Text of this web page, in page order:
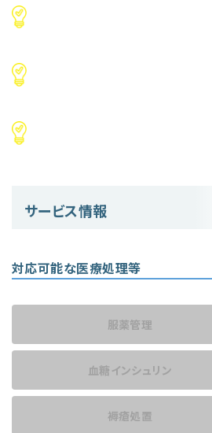
サービス情報
対応可能な医療処理等
服薬管理
血糖インシュリン
褥瘡処置